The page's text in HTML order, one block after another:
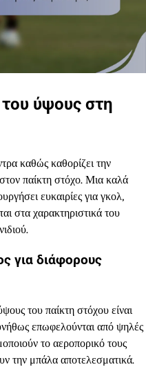
του ύψους στη
καθώς καθορίζει την
παίκτη στόχο. Μια καλά
ευκαιρίες για γκολ,
στα χαρακτηριστικά του
για διάφορους
του παίκτη στόχου είναι
επωφελούνται από ψηλές
το αεροπορικό τους
την μπάλα αποτελεσματικά.